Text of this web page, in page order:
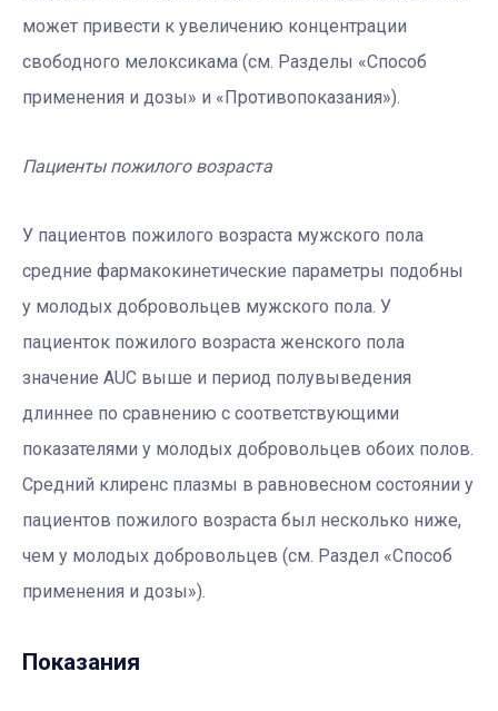
может привести к увеличению концентрации
свободного мелоксикама (см. Разделы «Способ
применения и дозы» и «Противопоказания»).
Пациенты пожилого возраста
У пациентов пожилого возраста мужского пола
средние фармакокинетические параметры подобны
у молодых добровольцев мужского пола. У
пациенток пожилого возраста женского пола
значение AUC выше и период полувыведения
длиннее по сравнению с соответствующими
показателями у молодых добровольцев обоих полов.
Средний клиренс плазмы в равновесном состоянии у
пациентов пожилого возраста был несколько ниже,
чем у молодых добровольцев (см. Раздел «Способ
применения и дозы»).
Показания